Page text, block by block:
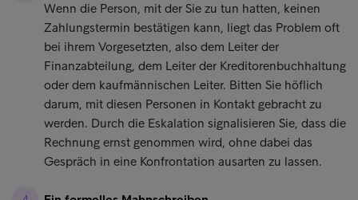
Wenn die Person, mit der Sie zu tun hatten, keinen
Zahlungstermin bestätigen kann, liegt das Problem oft
bei ihrem Vorgesetzten, also dem Leiter der
Finanzabteilung, dem Leiter der Kreditorenbuchhaltung
oder dem kaufmännischen Leiter. Bitten Sie höflich
darum, mit diesen Personen in Kontakt gebracht zu
werden. Durch die Eskalation signalisieren Sie, dass die
Rechnung ernst genommen wird, ohne dabei das
Gespräch in eine Konfrontation ausarten zu lassen.